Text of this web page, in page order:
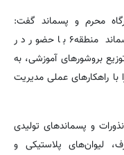
محرم و پسماند گفت:
کارشناسان و آموزشگران اداره مدیریت پسماند منطقه۶ با حضور در
بروشورهای آموزشی، به
راهکارهای عملی مدیریت
و پسماندهای تولیدی
لیوان‌های پلاستیکی و